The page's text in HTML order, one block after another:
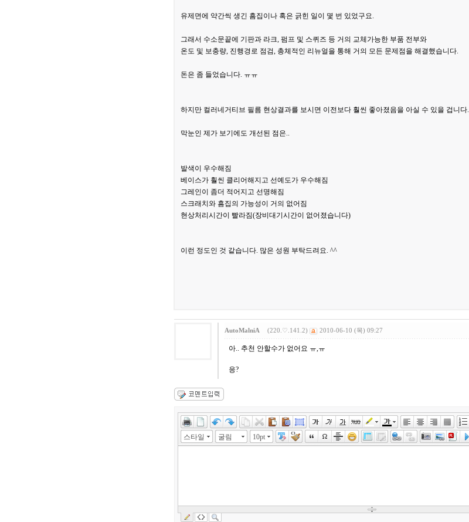
유제면에 약간씩 생긴 흠집이나 혹은 긁힌 일이 몇 번 있었구요.
그래서 수소문끝에 기판과 라크, 펌프 및 스퀴즈 등 거의 교체가능한 부품 전부와
온도 및 보충량, 진행경로 점검, 총체적인 리뉴얼을 통해 거의 모든 문제점을 해결했습니다.
돈은 좀 들었습니다. ㅠㅠ
하지만 컬러네거티브 필름 현상결과를 보시면 이전보다 훨씬 좋아졌음을 아실 수 있을 겁니다.
막눈인 제가 보기에도 개선된 점은..
발색이 우수해짐
베이스가 훨씬 클리어해지고 선예도가 우수해짐
그레인이 좀더 적어지고 선명해짐
스크래치와 흠집의 가능성이 거의 없어짐
현상처리시간이 빨라짐(장비대기시간이 없어졌습니다)
이런 정도인 것 같습니다. 많은 성원 부탁드려요. ^^
AutoMalniA (220.♡.141.2) 2010-06-10 (목) 09:27
아.. 추천 안할수가 없어요 ㅠ,ㅠ
응?
스타일 굴림 10pt